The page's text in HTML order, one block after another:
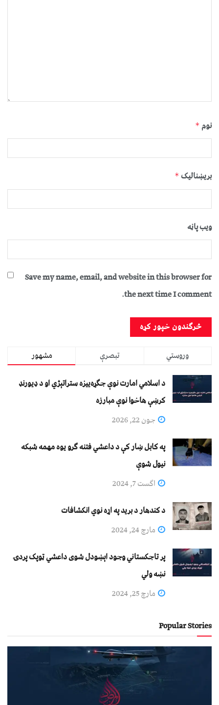
نوم *
بریښنالیک *
ویب پاڼه
Save my name, email, and website in this browser for
the next time I comment.
مشهور تبصرې
وروستي
د اسلامي امارت نوې جګړه‌ییزه ستراتېژي او د ډیورنډ
کرښې هاخوا نوې مبارزه
جون 22, 2026
په کابل ښار کې د داعشي فتنه ګرو يوه مهمه شبکه
نيول شوې
اگست 7, 2024
د کندهار د برید په اړه نوي انکشافات
مارچ 24, 2024
پر تاجکستاني وجود اېښودل شوی داعشي ټوپک پردۍ
نښه ولي
مارچ 25, 2024
Popular Stories